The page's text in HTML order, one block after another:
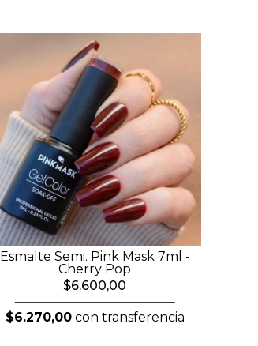
Esmalte Semi. Pink Mask 7ml -
Cherry Pop
$6.600,00
$6.270,00con transferencia